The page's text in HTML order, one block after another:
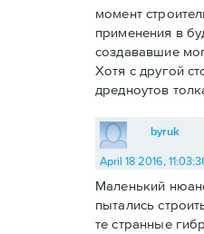
момент
применения в
создававшие
Хотя с другой
дредноутов
byruk
April 18 2016,
Маленький
пытались
те странные